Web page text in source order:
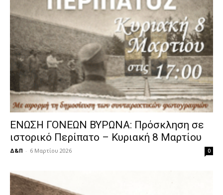
ΕΝΩΣΗ ΓΟΝΕΩΝ ΒΥΡΩΝΑ: Πρόσκληση σε
ιστορικό Περίπατο – Κυριακή 8 Μαρτίου
Δ&Π - 6 Μαρτίου 2026 0